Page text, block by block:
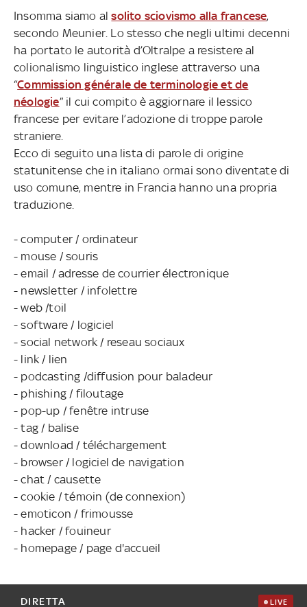
Insomma siamo alsolito sciovismo alla francese,
secondo Meunier. Lo stesso che negli ultimi decenni
ha portato le autorità d’Oltralpe a resistere al
colionalismo linguistico inglese attraverso una
“Commission générale de terminologie et de
néologie” il cui compito è aggiornare il lessico
francese per evitare l’adozione di troppe parole
straniere.
Ecco di seguito una lista di parole di origine
statunitense che in italiano ormai sono diventate di
uso comune, mentre in Francia hanno una propria
traduzione.
- computer / ordinateur
- mouse / souris
- email / adresse de courrier électronique
- newsletter / infolettre
- web /toil
- software / logiciel
- social network / reseau sociaux
- link / lien
- podcasting /diffusion pour baladeur
- phishing / filoutage
- pop-up / fenêtre intruse
- tag / balise
- download / téléchargement
- browser / logiciel de navigation
- chat / causette
- cookie / témoin (de connexion)
- emoticon / frimousse
- hacker / fouineur
- homepage / page d'accueil
DIRETTA LIVE